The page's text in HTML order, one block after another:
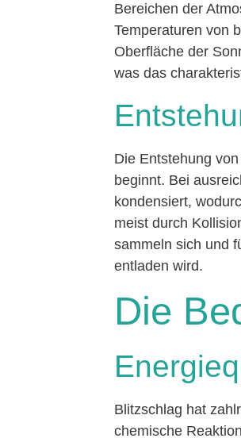
Bereichen der
Temperaturen von
Oberfläche der
was das
Die Entstehung
beginnt. Bei
kondensiert,
meist durch
sammeln sich und
entladen wird.
Die
Blitzschlag hat
chemische